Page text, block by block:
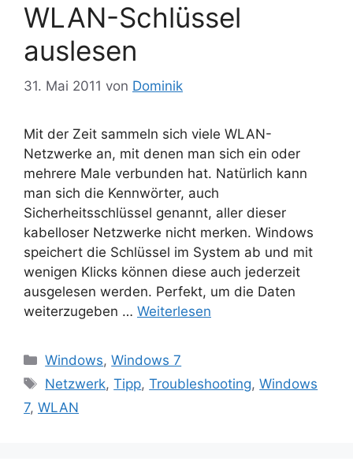
WLAN-Schlüssel
auslesen
31. Mai 2011 von Dominik
Mit der Zeit sammeln sich viele WLAN-
Netzwerke an, mit denen man sich ein oder
mehrere Male verbunden hat. Natürlich kann
man sich die Kennwörter, auch
Sicherheitsschlüssel genannt, aller dieser
kabelloser Netzwerke nicht merken. Windows
speichert die Schlüssel im System ab und mit
wenigen Klicks können diese auch jederzeit
ausgelesen werden. Perfekt, um die Daten
weiterzugeben … Weiterlesen
Kategorien
Windows,Windows 7
Schlagwörter
Netzwerk,Tipp,Troubleshooting,Windows
7, WLAN